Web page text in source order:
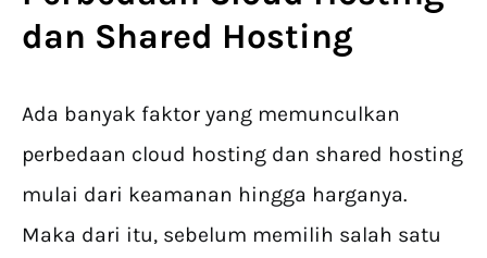
dan Shared Hosting
Ada banyak faktor yang memunculkan
perbedaan cloud hosting dan shared hosting
mulai dari keamanan hingga harganya.
Maka dari itu, sebelum memilih salah satu